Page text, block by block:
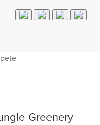
Greenery